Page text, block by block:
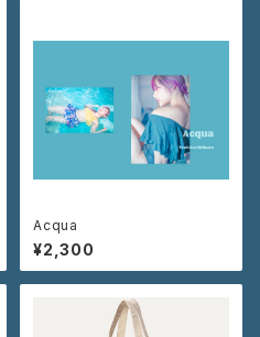
Acqua
¥2,300